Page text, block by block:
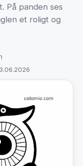
På panden ses
et roligt og